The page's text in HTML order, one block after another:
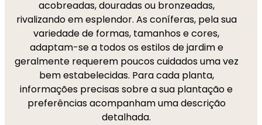
acobreadas, douradas ou bronzeadas,
rivalizando em esplendor. As coníferas, pela sua
variedade de formas, tamanhos e cores,
adaptam-se a todos os estilos de jardim e
geralmente requerem poucos cuidados uma vez
bem estabelecidas. Para cada planta,
informações precisas sobre a sua plantação e
preferências acompanham uma descrição
detalhada.